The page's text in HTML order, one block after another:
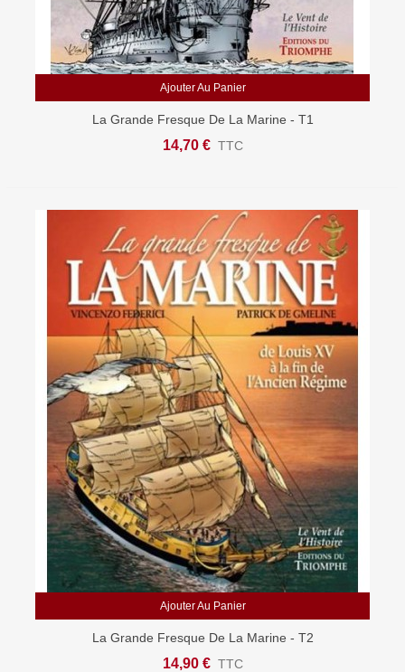
Ajouter Au Panier
La Grande Fresque De La Marine - T1
14,70 € TTC
Ajouter Au Panier
La Grande Fresque De La Marine - T2
14,90 € TTC